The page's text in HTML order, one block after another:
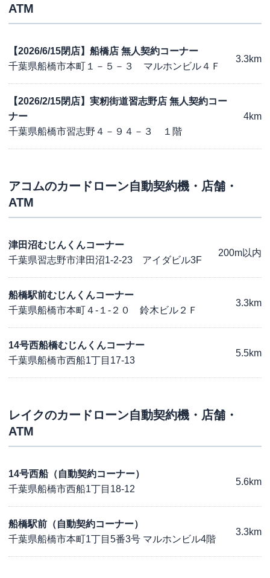
ATM
【2026/6/15閉店】船橋店 無人契約コーナー
千葉県船橋市本町１－５－３ マルホンビル４Ｆ
3.3km
【2026/2/15閉店】実籾街道習志野店 無人契約コー
ナー
千葉県船橋市習志野４－９４－３ １階
4km
アコムのカードローン自動契約機・店舗・
ATM
津田沼むじんくんコーナー
千葉県習志野市津田沼1-2-23 アイダビル3F
200m以内
船橋駅前むじんくんコーナー
千葉県船橋市本町４-１-２０ 鈴木ビル２Ｆ
3.3km
14号西船橋むじんくんコーナー
千葉県船橋市西船1丁目17-13
5.5km
レイクのカードローン自動契約機・店舗・
ATM
14号西船（自動契約コーナー）
千葉県船橋市西船1丁目18-12
5.6km
船橋駅前（自動契約コーナー）
千葉県船橋市本町1丁目5番3号 マルホンビル4階
3.3km